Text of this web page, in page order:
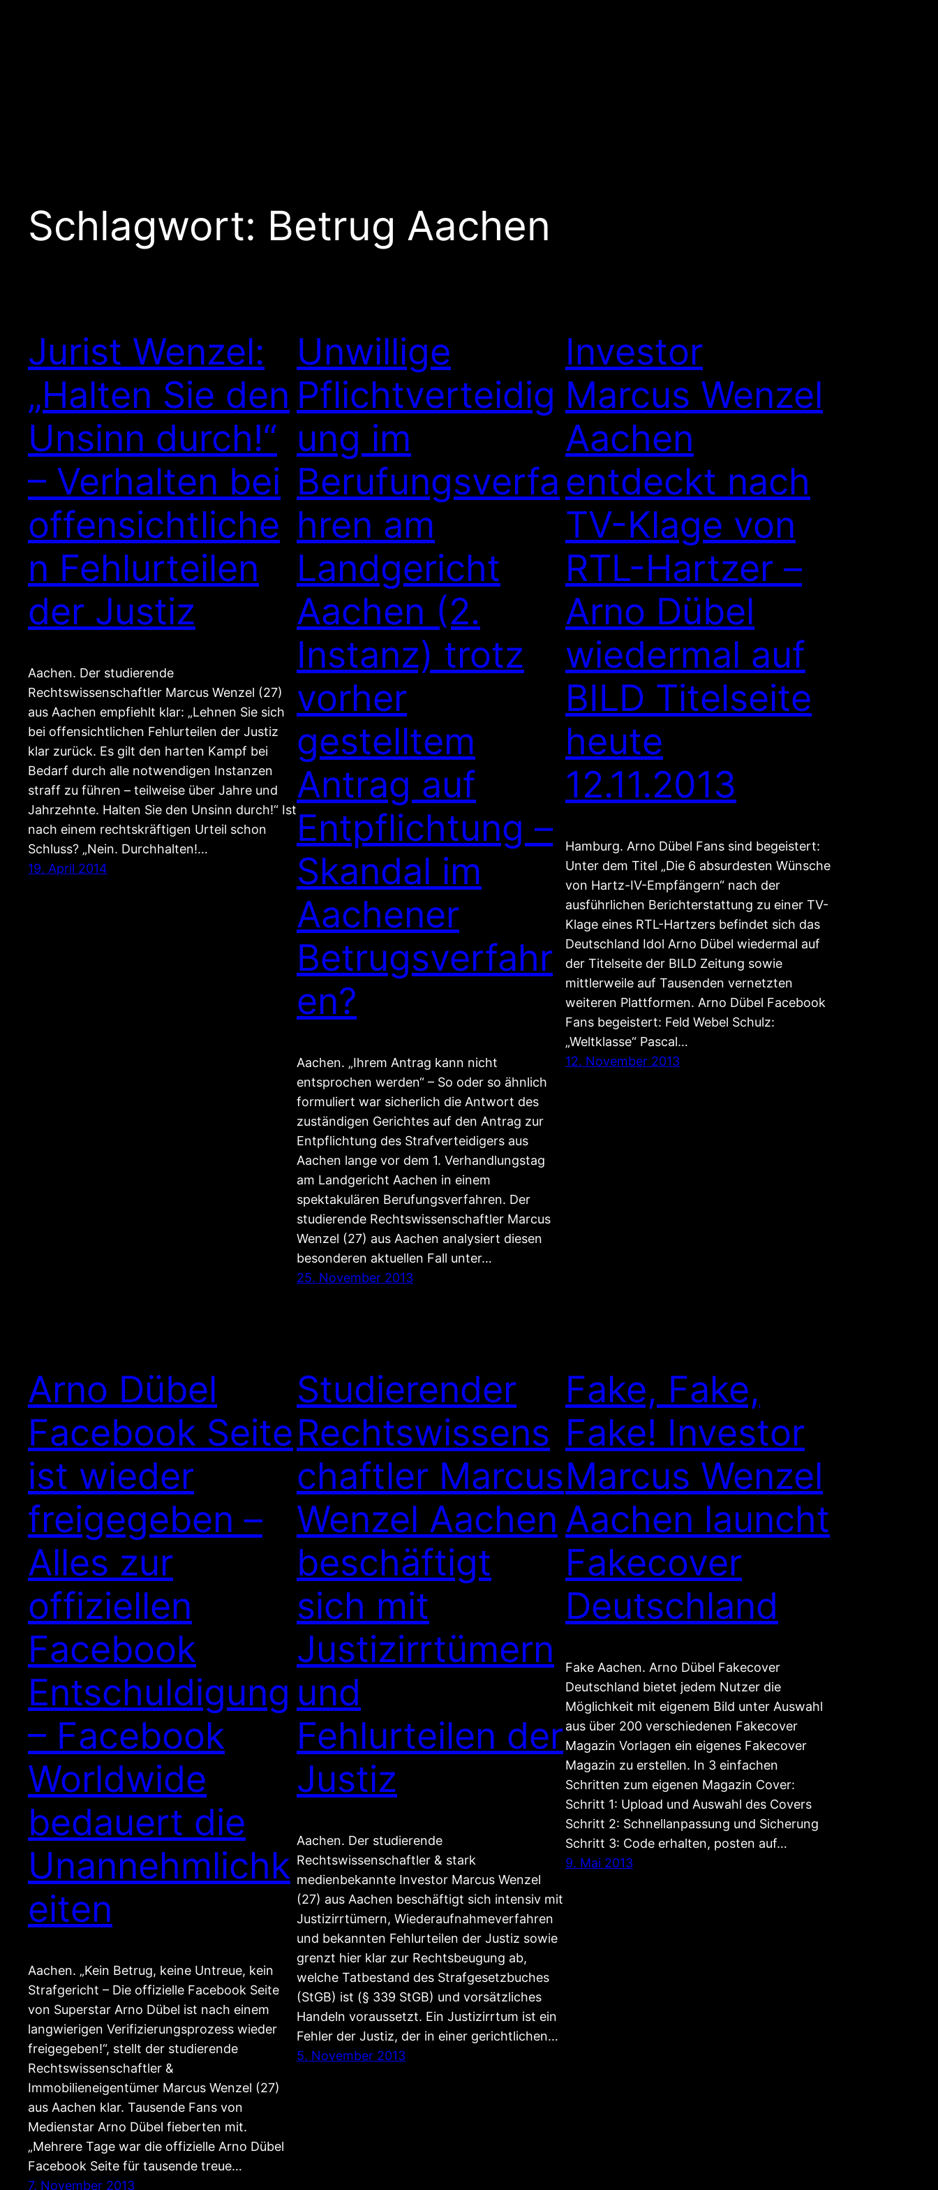
Schlagwort: Betrug Aachen
Jurist Wenzel:
„Halten Sie den
Unsinn durch!“
– Verhalten bei
offensichtliche
n Fehlurteilen
der Justiz
Aachen. Der studierende
Rechtswissenschaftler Marcus Wenzel (27)
aus Aachen empfiehlt klar: „Lehnen Sie sich
bei offensichtlichen Fehlurteilen der Justiz
klar zurück. Es gilt den harten Kampf bei
Bedarf durch alle notwendigen Instanzen
straff zu führen – teilweise über Jahre und
Jahrzehnte. Halten Sie den Unsinn durch!“ Ist
nach einem rechtskräftigen Urteil schon
Schluss? „Nein. Durchhalten!…
19. April 2014
Unwillige
Pflichtverteidig
ung im
Berufungsverfa
hren am
Landgericht
Aachen (2.
Instanz) trotz
vorher
gestelltem
Antrag auf
Entpflichtung –
Skandal im
Aachener
Betrugsverfahr
en?
Aachen. „Ihrem Antrag kann nicht
entsprochen werden“ – So oder so ähnlich
formuliert war sicherlich die Antwort des
zuständigen Gerichtes auf den Antrag zur
Entpflichtung des Strafverteidigers aus
Aachen lange vor dem 1. Verhandlungstag
am Landgericht Aachen in einem
spektakulären Berufungsverfahren. Der
studierende Rechtswissenschaftler Marcus
Wenzel (27) aus Aachen analysiert diesen
besonderen aktuellen Fall unter…
25. November 2013
Investor
Marcus Wenzel
Aachen
entdeckt nach
TV-Klage von
RTL-Hartzer –
Arno Dübel
wiedermal auf
BILD Titelseite
heute
12.11.2013
Hamburg. Arno Dübel Fans sind begeistert:
Unter dem Titel „Die 6 absurdesten Wünsche
von Hartz-IV-Empfängern“ nach der
ausführlichen Berichterstattung zu einer TV-
Klage eines RTL-Hartzers befindet sich das
Deutschland Idol Arno Dübel wiedermal auf
der Titelseite der BILD Zeitung sowie
mittlerweile auf Tausenden vernetzten
weiteren Plattformen. Arno Dübel Facebook
Fans begeistert: Feld Webel Schulz:
„Weltklasse“ Pascal…
12. November 2013
Arno Dübel
Facebook Seite
ist wieder
freigegeben –
Alles zur
offiziellen
Facebook
Entschuldigung
– Facebook
Worldwide
bedauert die
Unannehmlichk
eiten
Aachen. „Kein Betrug, keine Untreue, kein
Strafgericht – Die offizielle Facebook Seite
von Superstar Arno Dübel ist nach einem
langwierigen Verifizierungsprozess wieder
freigegeben!“, stellt der studierende
Rechtswissenschaftler &
Immobilieneigentümer Marcus Wenzel (27)
aus Aachen klar. Tausende Fans von
Medienstar Arno Dübel fieberten mit.
„Mehrere Tage war die offizielle Arno Dübel
Facebook Seite für tausende treue…
7. November 2013
Studierender
Rechtswissens
chaftler Marcus
Wenzel Aachen
beschäftigt
sich mit
Justizirrtümern
und
Fehlurteilen der
Justiz
Aachen. Der studierende
Rechtswissenschaftler & stark
medienbekannte Investor Marcus Wenzel
(27) aus Aachen beschäftigt sich intensiv mit
Justizirrtümern, Wiederaufnahmeverfahren
und bekannten Fehlurteilen der Justiz sowie
grenzt hier klar zur Rechtsbeugung ab,
welche Tatbestand des Strafgesetzbuches
(StGB) ist (§ 339 StGB) und vorsätzliches
Handeln voraussetzt. Ein Justizirrtum ist ein
Fehler der Justiz, der in einer gerichtlichen…
5. November 2013
Fake, Fake,
Fake! Investor
Marcus Wenzel
Aachen launcht
Fakecover
Deutschland
Fake Aachen. Arno Dübel Fakecover
Deutschland bietet jedem Nutzer die
Möglichkeit mit eigenem Bild unter Auswahl
aus über 200 verschiedenen Fakecover
Magazin Vorlagen ein eigenes Fakecover
Magazin zu erstellen. In 3 einfachen
Schritten zum eigenen Magazin Cover:
Schritt 1: Upload und Auswahl des Covers
Schritt 2: Schnellanpassung und Sicherung
Schritt 3: Code erhalten, posten auf…
9. Mai 2013